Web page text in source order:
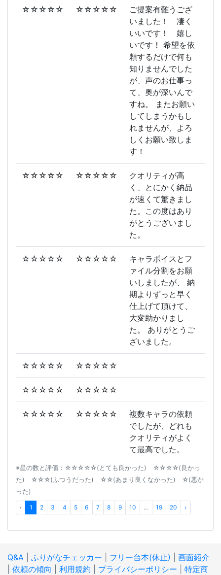
☆☆☆☆☆ ☆☆☆☆☆
ご提案有難うござ
いました！ 凄く
いいです！ 嬉し
いです！ 希望を依
頼するだけで何も
知りませんでした
が、声のお仕事っ
て、奥が深いんで
すね。 またお願い
してしまうかもし
れませんが、よろ
しくお願い致しま
す！
☆☆☆☆☆ ☆☆☆☆☆
クオリティが高
く、とにかく納品
が速くて驚きまし
た。この度はあり
がとうございまし
た。
☆☆☆☆☆ ☆☆☆☆☆
キャラボイスとフ
ァイル分割をお願
いしましたが、 納
期よりずっと早く
仕上げて頂けて、
大変助かりまし
た。 ありがとうご
ざいました。
☆☆☆☆☆ ☆☆☆☆☆
☆☆☆☆☆ ☆☆☆☆☆
☆☆☆☆☆ ☆☆☆☆☆
複数キャラの依頼
でしたが、どれも
クオリティがよく
て最高でした。
※星の数と評価：☆☆☆☆☆(とても良かった) ☆☆☆☆(良かっ
た) ☆☆☆(ふつうだった) ☆☆(あまり良くなかった) ☆(悪か
った)
‹ 1 2 3 4 5 6 7 8 9 10 ... 19 20 ›
Q&A ふりがなチェッカー フリー台本(休止)
画面紹介
依頼の傾向 利用規約 プライバシーポリシー 特定商